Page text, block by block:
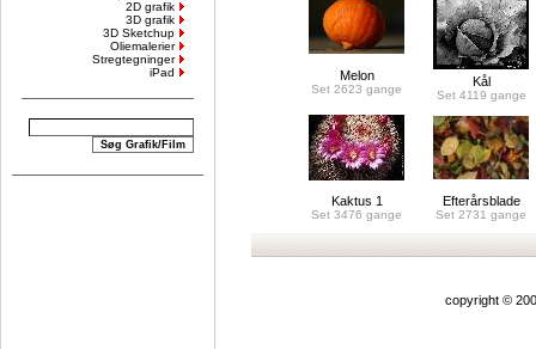
2D grafik
3D grafik
3D Sketchup
Oliemalerier
Stregtegninger
iPad
Melon
Set 2623 gange
Kål
Set 4119 gange
Kaktus 1
Set 3476 gange
Efterårsblade
Set 2731 gange
copyright ©